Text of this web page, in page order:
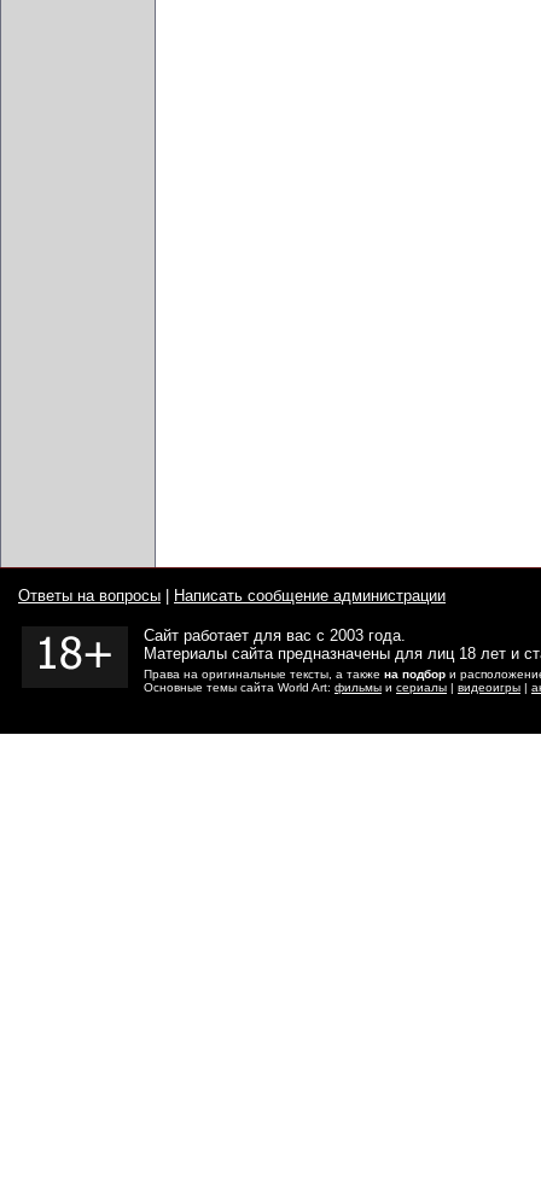
Ответы на вопросы Написать сообщение администрации
Сайт работает для вас с 2003 года.
Материалы сайта предназначены для лиц 18 лет и
Права на оригинальные тексты, а также на подбор и
Основные темы сайта World Art: фильмы и сериалы | видеоигры |